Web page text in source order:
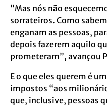
“Mas nós não
sorrateiros. Como
enganam as pessoas,
depois fazerem aquilo
prometeram”, avançou
E o que eles querem é
impostos “aos
que, inclusive, pessoas